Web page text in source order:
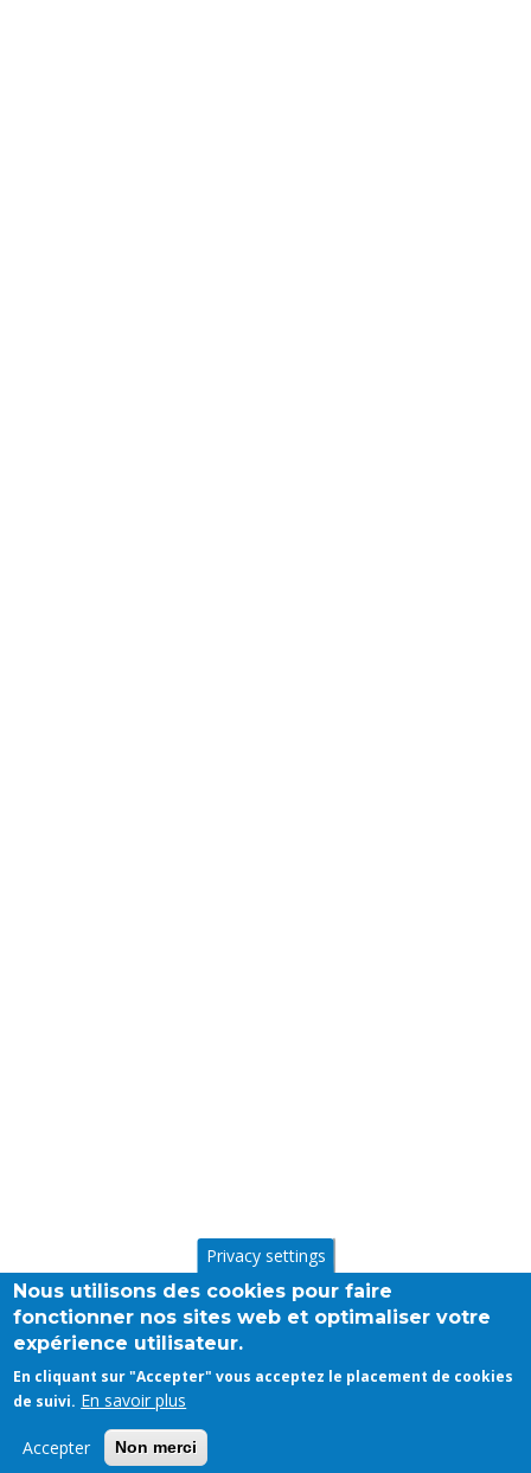
Privacy settings
Nous utilisons des cookies pour faire
fonctionner nos sites web et optimaliser votre
expérience utilisateur.
En cliquant sur "Accepter" vous acceptez le placement de cookies
de suivi. En savoir plus
Accepter Non merci